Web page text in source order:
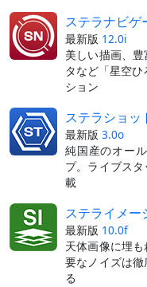
ステラナビゲ
最新版 12.0i
美しい描画、
タなど「星空
ション
ステラショッ
最新版 3.0o
純国産のオー
プ。ライブス
載
ステライメー
最新版 10.0f
天体画像に埋
要なノイズは
る